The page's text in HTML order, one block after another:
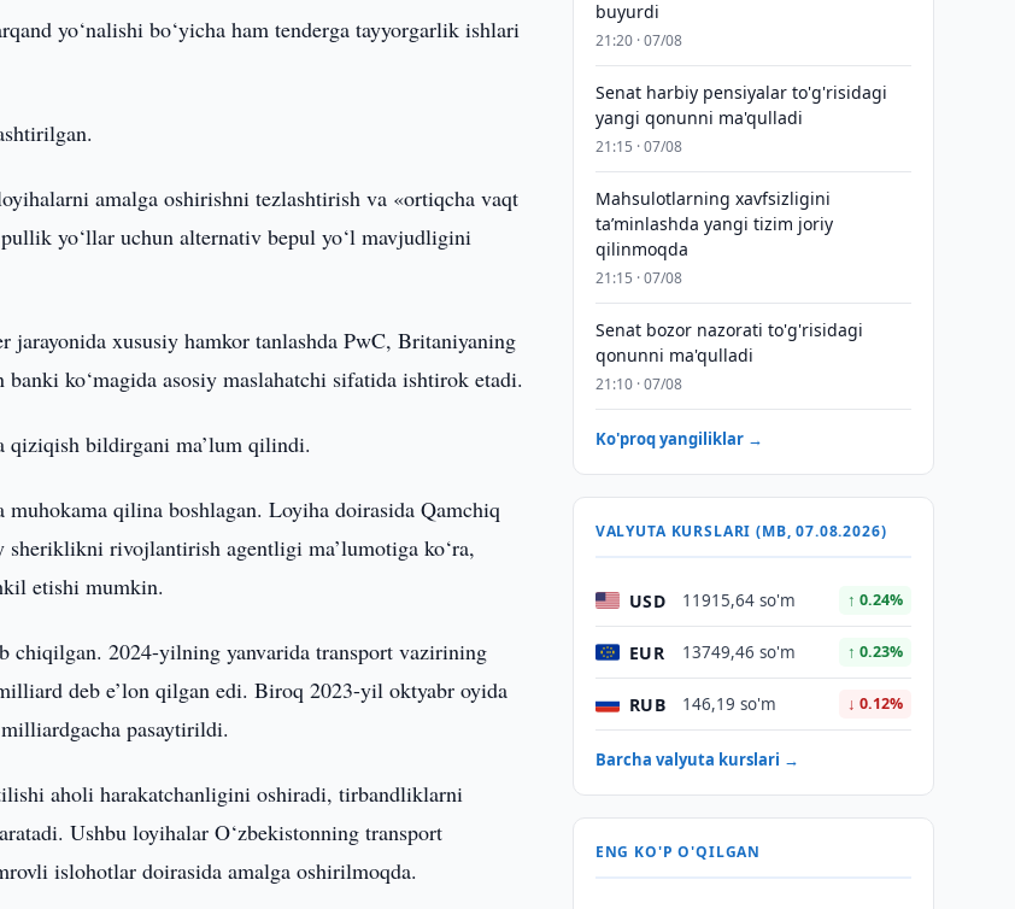
yo‘nalishi bo‘yicha ham tenderga tayyorgarlik ishlari
amalga oshirishni tezlashtirish va «ortiqcha vaqt
yo‘llar uchun alternativ bepul yo‘l mavjudligini
xususiy hamkor tanlashda PwC, Britaniyaning
ko‘magida asosiy maslahatchi sifatida ishtirok etadi.
qiziqish bildirgani ma’lum qilindi.
qilina boshlagan. Loyiha doirasida Qamchiq
rivojlantirish agentligi ma’lumotiga ko‘ra,
etishi mumkin.
chiqilgan. 2024-yilning yanvarida transport vazirining
deb e’lon qilgan edi. Biroq 2023-yil oktyabr oyida
pasaytirildi.
aholi harakatchanligini oshiradi, tirbandliklarni
Ushbu loyihalar O‘zbekistonning transport
islohotlar doirasida amalga oshirilmoqda.
buyurdi
21:20 · 07/08
Senat harbiy pensiyalar to'g'risidagi
yangi qonunni ma'qulladi
21:15 · 07/08
Mahsulotlarning xavfsizligini
taʼminlashda yangi tizim joriy
qilinmoqda
21:15 · 07/08
Senat bozor nazorati to'g'risidagi
qonunni ma'qulladi
21:10 · 07/08
Ko'proq yangiliklar →
VALYUTA KURSLARI (MB, 07.08.2026)
USD 11915,64 so'm ↑ 0.24%
EUR 13749,46 so'm ↑ 0.23%
RUB 146,19 so'm ↓ 0.12%
Barcha valyuta kurslari →
ENG KO'P O'QILGAN